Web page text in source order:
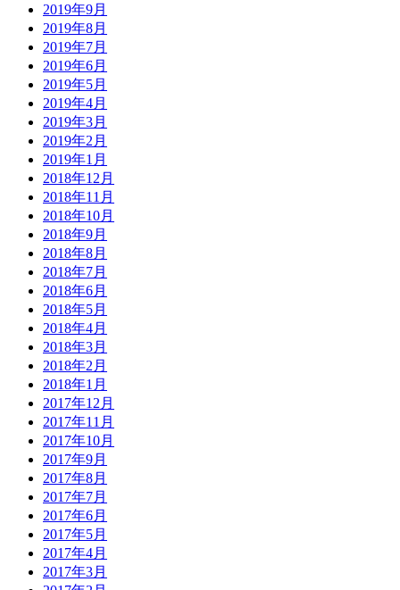
2019年9月
2019年8月
2019年7月
2019年6月
2019年5月
2019年4月
2019年3月
2019年2月
2019年1月
2018年12月
2018年11月
2018年10月
2018年9月
2018年8月
2018年7月
2018年6月
2018年5月
2018年4月
2018年3月
2018年2月
2018年1月
2017年12月
2017年11月
2017年10月
2017年9月
2017年8月
2017年7月
2017年6月
2017年5月
2017年4月
2017年3月